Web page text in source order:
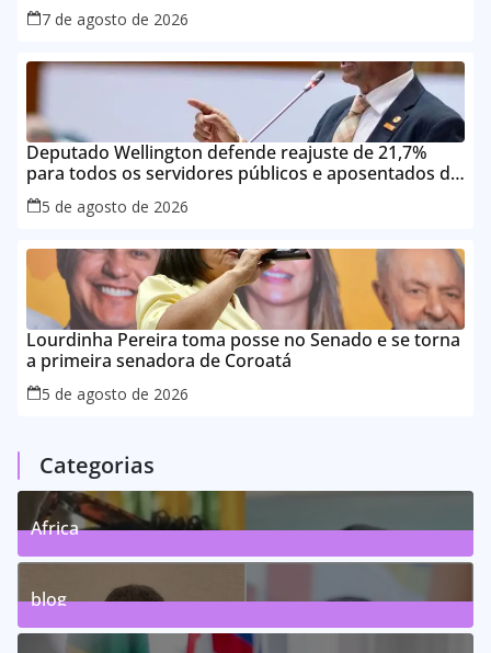
7 de agosto de 2026
Deputado Wellington defende reajuste de 21,7%
para todos os servidores públicos e aposentados do
Maranhão
5 de agosto de 2026
Lourdinha Pereira toma posse no Senado e se torna
a primeira senadora de Coroatá
5 de agosto de 2026
Categorias
Africa
0Posts
blog
75Posts